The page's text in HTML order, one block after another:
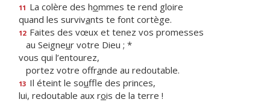
11 La colère des hommes te rend gloire
quand les survivants te font cortège.
12 Faites des vœux et tenez vos promesses
au Seigneur votre Dieu ; *
vous qui l’entourez,
portez votre offrande au redoutable.
13 Il éteint le souffle des princes,
lui, redoutable aux rois de la terre !